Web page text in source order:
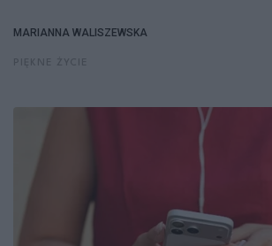
MARIANNA WALISZEWSKA